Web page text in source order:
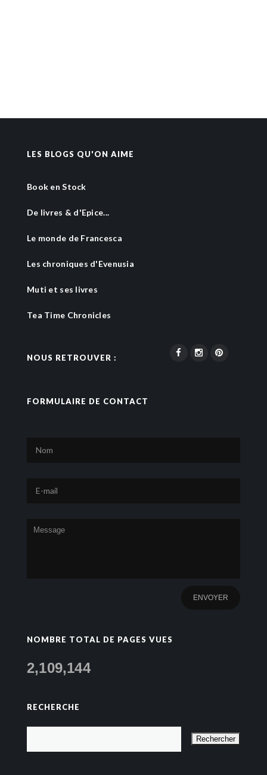
LES BLOGS QU'ON AIME
Book en Stock
De livres & d'Epice...
Le monde de Francesca
Les chroniques d'Evenusia
Muti et ses livres
Tea Time Chronicles
NOUS RETROUVER :
FORMULAIRE DE CONTACT
NOMBRE TOTAL DE PAGES VUES
2,109,144
RECHERCHE